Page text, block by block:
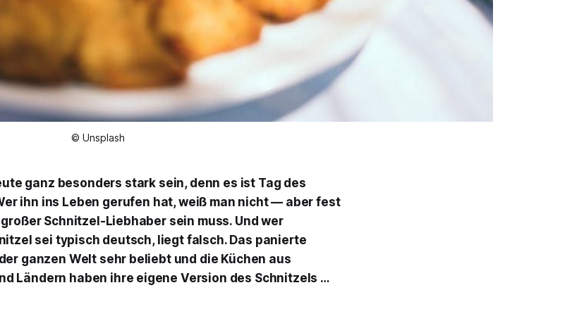
© Unsplash
ganz besonders stark sein, denn es ist Tag des
ihn ins Leben gerufen hat, weiß man nicht — aber fest
Schnitzel-Liebhaber sein muss. Und wer
sei typisch deutsch, liegt falsch. Das panierte
ganzen Welt sehr beliebt und die Küchen aus
Ländern haben ihre eigene Version des Schnitzels …